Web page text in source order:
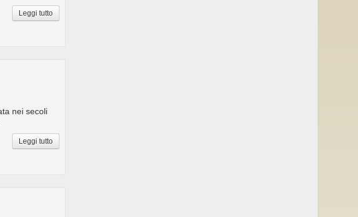
Leggi tutto
nei secoli
Leggi tutto